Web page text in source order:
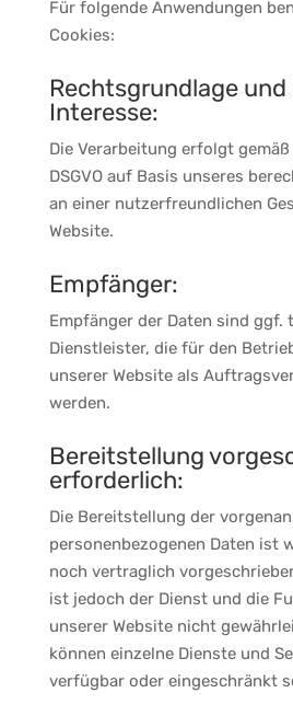
Für folgende Anwendungen
Cookies:
Rechtsgrundlage
Interesse:
Die Verarbeitung erfolgt
DSGVO auf Basis unseres
an einer nutzerfreundlichen
Website.
Empfänger:
Empfänger der Daten sind ggf.
Dienstleister, die für den
unserer Website als
werden.
Bereitstellung
erforderlich:
Die Bereitstellung der
personenbezogenen Daten ist
noch vertraglich
ist jedoch der Dienst und die
unserer Website nicht
können einzelne Dienste und
verfügbar oder eingeschränkt